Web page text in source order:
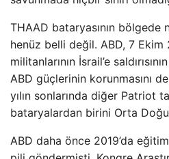
THAAD bataryasının bölgede
henüz belli değil. ABD, 7 Ekim
militanlarının İsrail’e
ABD güçlerinin korunmasını
yılın sonlarında diğer Patriot
bataryalardan birini Orta
ABD daha önce 2019’da